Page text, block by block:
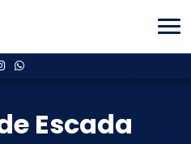
Escada